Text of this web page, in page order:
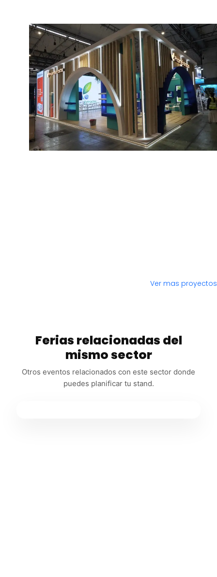
Ver mas proyectos
Ferias relacionadas del
mismo sector
Otros eventos relacionados con este sector donde
puedes planificar tu stand.